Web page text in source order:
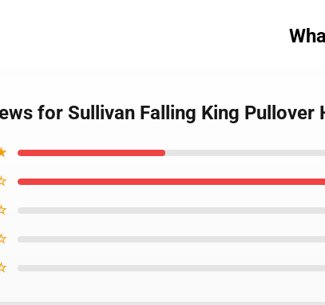
for Sullivan Falling King Pullover